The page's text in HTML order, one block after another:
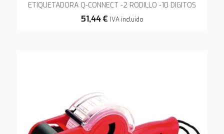
ETIQUETADORA Q-CONNECT -2 RODILLO -10 DIGITOS
51,44 € IVA incluido